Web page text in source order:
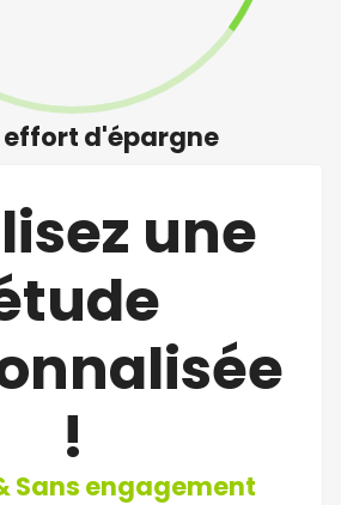
effort d'épargne
une
!
Sans engagement